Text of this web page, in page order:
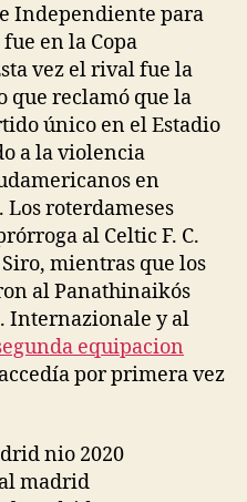
Independiente para
en la Copa
vez el rival fue la
que reclamó que la
único en el Estadio
a la violencia
en
roterdameses
al Celtic F. C.
Siro, mientras que los
al Panathinaikós
Internazionale y al
equipacion
por primera vez